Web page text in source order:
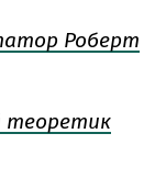
Роберт
теоретик